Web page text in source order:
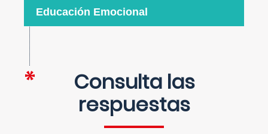
Educación Emocional
Consulta las
respuestas